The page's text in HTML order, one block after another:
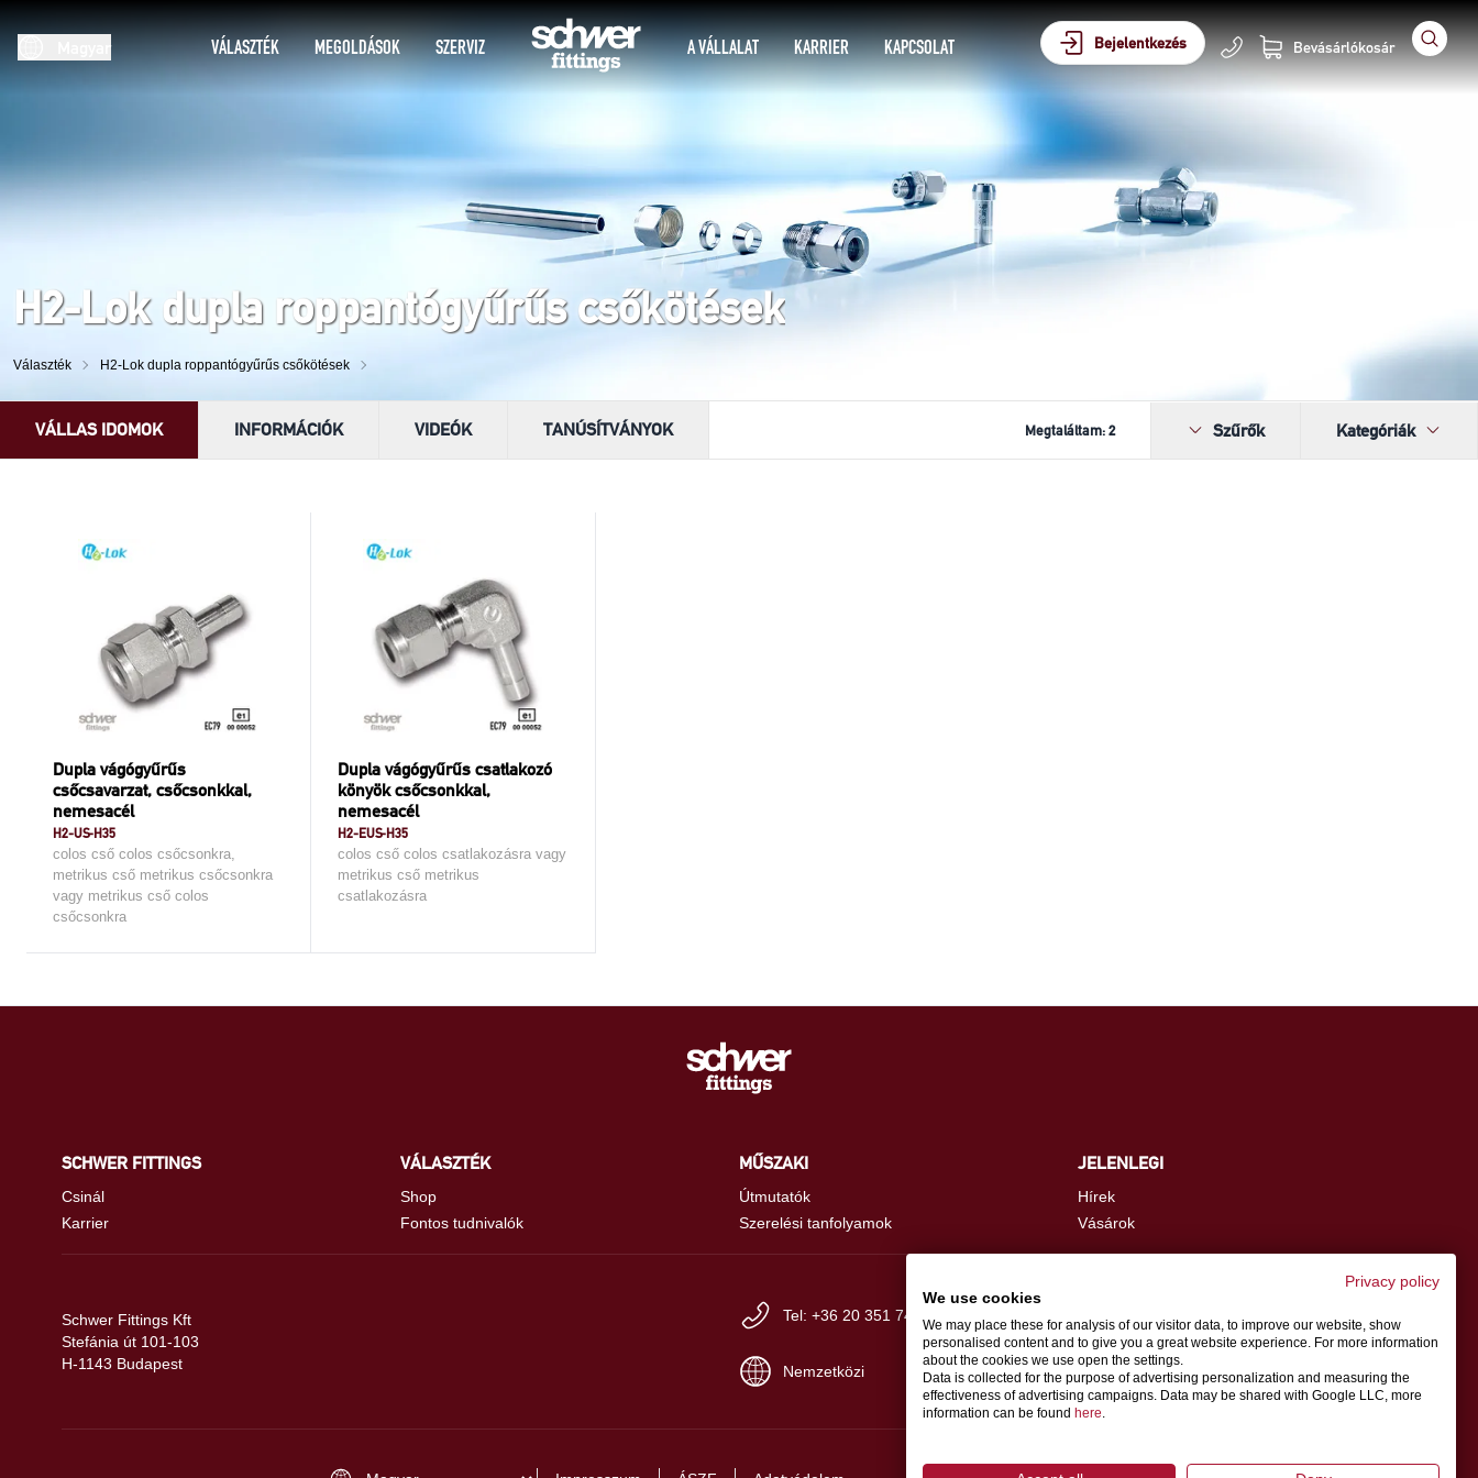
VÁLASZTÉK MEGOLDÁSOK SZERVIZ A VÁLLALAT KARRIER KAPCSOLAT Bejelentkezés Bevásárlókosár
H2-Lok dupla roppantógyűrűs csőkötések
Választék H2-Lok dupla roppantógyűrűs csőkötések
VÁLLAS IDOMOK INFORMÁCIÓK VIDEÓK TANÚSÍTVÁNYOK Megtaláltam:2 Szűrők Kategóriák
Dupla vágógyűrűs
csőcsavarzat, csőcsonkkal,
nemesacél
H2-US-H35
colos cső colos csőcsonkra,
metrikus cső metrikus csőcsonkra
vagy metrikus cső colos
csőcsonkra
Dupla vágógyűrűs csatlakozó
könyök csőcsonkkal,
nemesacél
H2-EUS-H35
colos cső colos csatlakozásra vagy
metrikus cső metrikus
csatlakozásra
SCHWER FITTINGS
Csinál
Karrier
VÁLASZTÉK
Shop
Fontos tudnivalók
MŰSZAKI
Útmutatók
Szerelési tanfolyamok
JELENLEGI
Hírek
Vásárok
Schwer Fittings Kft
Stefánia út 101-103
H-1143 Budapest
Tel: +36 20 351 74 77
Nemzetközi Kapcsolattartó személy
Privacy policy
We use cookies
We may place these for analysis of our visitor data, to improve our website, show
personalised content and to give you a great website experience. For more information
about the cookies we use open the settings.
Data is collected for the purpose of advertising personalization and measuring the
effectiveness of advertising campaigns. Data may be shared with Google LLC, more
information can be found here.